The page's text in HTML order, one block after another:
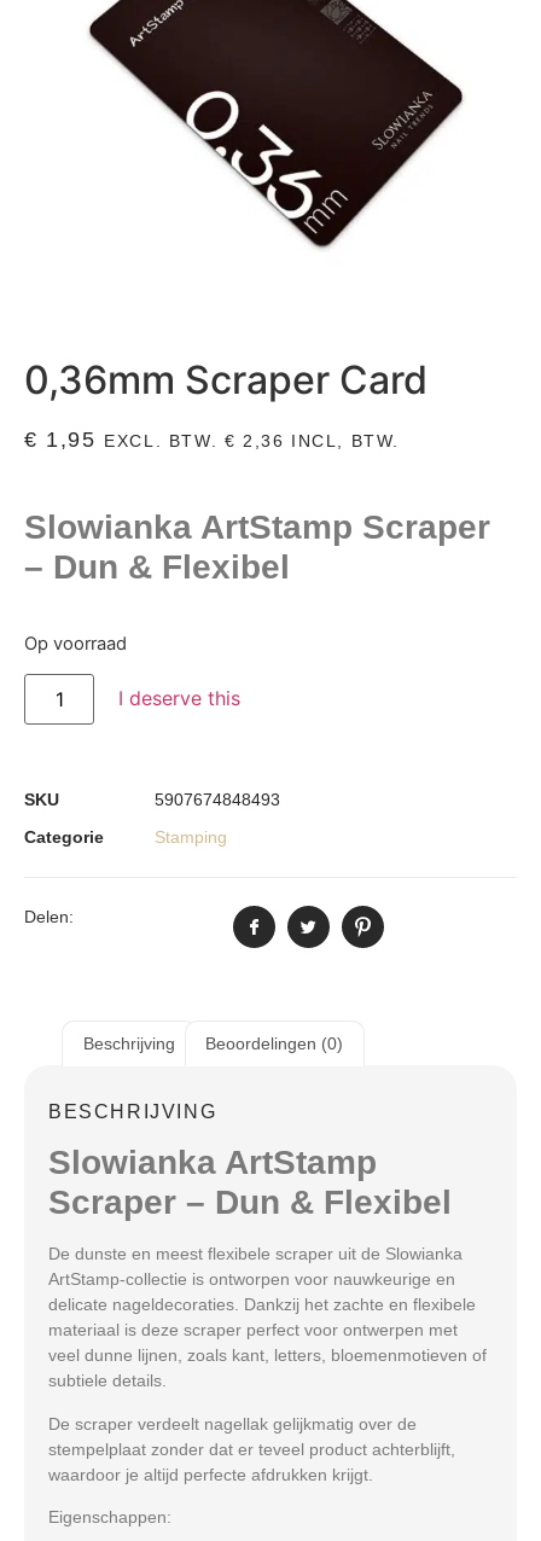
0,36mm Scraper Card
€ 1,95 EXCL. BTW. € 2,36 INCL, BTW.
Slowianka ArtStamp Scraper
– Dun & Flexibel
Op voorraad
I deserve this
SKU
5907674848493
Categorie
Stamping
Delen:
Beschrijving Beoordelingen (0)
BESCHRIJVING
Slowianka ArtStamp
Scraper – Dun & Flexibel
De dunste en meest flexibele scraper uit de Slowianka
ArtStamp-collectie is ontworpen voor nauwkeurige en
delicate nageldecoraties . Dankzij het zachte en flexibele
materiaal is deze scraper perfect voor ontwerpen met
veel dunne lijnen , zoals kant, letters, bloemenmotieven of
subtiele details.
De scraper verdeelt nagellak gelijkmatig over de
stempelplaat zonder dat er teveel product achterblijft,
waardoor je altijd perfecte afdrukken krijgt.
Eigenschappen: